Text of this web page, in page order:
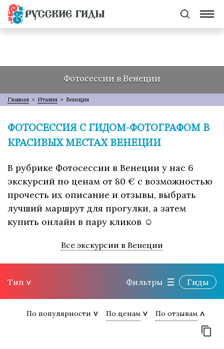
Фотосессии в Венеции
Главная > Италия > Венеция
ФОТОСЕССИЯ С ГИДОМ-ФОТОГРАФОМ В
КРАСИВЫХ МЕСТАХ ВЕНЕЦИИ
В рубрике Фотосессии в Венеции у нас 6
экскурсий по ценам от 80 € с возможностью
прочесть их описание и отзывы, выбрать
лучший маршрут для прогулки, а затем
купить онлайн в пару кликов ☺
Все экскурсии в Венеции
Тип Фильтры Гиды
По популярности По ценам По отзывам